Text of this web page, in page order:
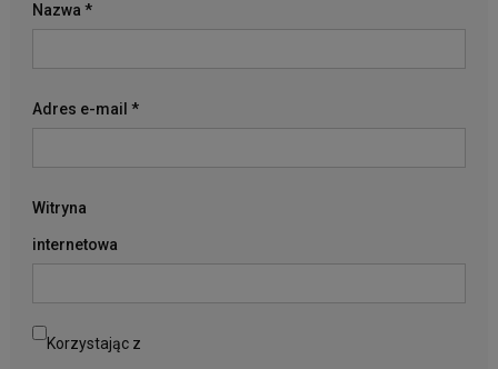
Nazwa *
Adres e-mail *
Witryna
internetowa
Korzystając z